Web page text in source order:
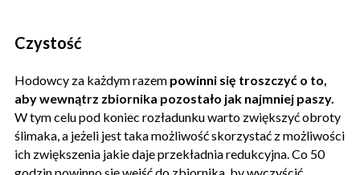
Czystość
Hodowcy za każdym razem powinni się troszczyć o to,
aby wewnątrz zbiornika pozostało jak najmniej paszy.
W tym celu pod koniec rozładunku warto zwiększyć obroty
ślimaka, a jeżeli jest taka możliwość skorzystać z możliwości
ich zwiększenia jakie daje przekładnia redukcyjna. Co 50
godzin powinno się wejść do zbiornika, by wyczyścić